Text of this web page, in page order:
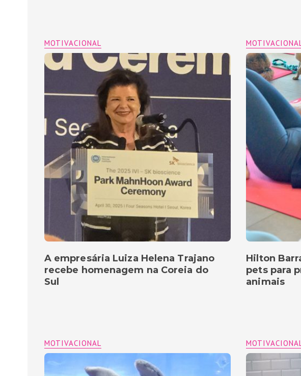
Hilton
pets para
animais
MOTIVACIONAL
A empresária Luiza Helena Trajano
recebe homenagem na Coreia do
Sul
MOTIVACIONAL